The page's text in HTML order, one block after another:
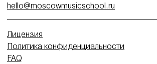
hello@moscowmusicschool.ru
Лицензия
Политика конфиденциальности
FAQ